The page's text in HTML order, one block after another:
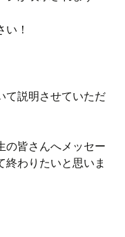
！
て説明させていただ
の皆さんへメッセー
終わりたいと思いま